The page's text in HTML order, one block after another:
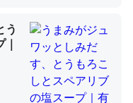
不足してて両方に不
あって面白い。海に
はカルシウムを使わ
が違うのか？
う